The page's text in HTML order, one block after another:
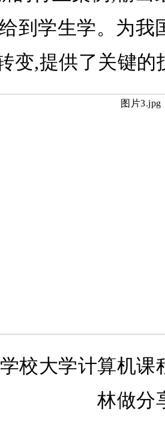
到学生学。为我
变,提供了关键的
校大学计算机课
林做分